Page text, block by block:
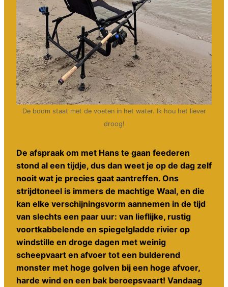
De boom staat met de voeten in het water. Ik hou het liever
droog!
De afspraak om met Hans te gaan feederen
stond al een tijdje, dus dan weet je op de dag zelf
nooit wat je precies gaat aantreffen. Ons
strijdtoneel is immers de machtige Waal, en die
kan elke verschijningsvorm aannemen in de tijd
van slechts een paar uur: van lieflijke, rustig
voortkabbelende en spiegelgladde rivier op
windstille en droge dagen met weinig
scheepvaart en afvoer tot een bulderend
monster met hoge golven bij een hoge afvoer,
harde wind en een bak beroepsvaart! Vandaag